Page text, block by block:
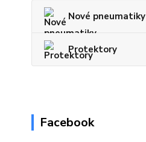
Nové pneumatiky
Protektory
Facebook